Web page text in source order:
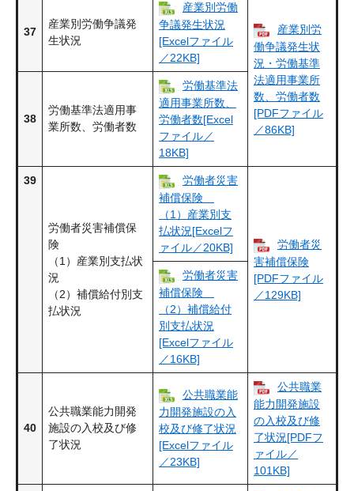
37
産業別労働争議発
生状況
産業別労働
争議発生状況
[Excelファイル
／22KB]
産業別労
働争議発生状
況・労働基準
法適用事業所
数、労働者数
[PDFファイル
／86KB]
38
労働基準法適用事
業所数、労働者数
労働基準法
適用事業所数、
労働者数[Excel
ファイル／
18KB]
39
労働者災害補償保
険
（1）産業別支払状
況
（2）補償給付別支
払状況
労働者災害
補償保険
（1）産業別支
払状況[Excelフ
ァイル／20KB]
労働者災
害補償保険
[PDFファイル
／129KB]
労働者災害
補償保険
（2）補償給付
別支払状況
[Excelファイル
／16KB]
40
公共職業能力開発
施設の入校及び修
了状況
公共職業能
力開発施設の入
校及び修了状況
[Excelファイル
／23KB]
公共職業
能力開発施設
の入校及び修
了状況[PDFフ
ァイル／
101KB]